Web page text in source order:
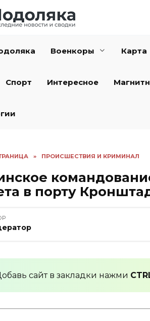
Военкоры Карта
Спорт Интересное
» ПРОИСШЕСТВИЯ И КРИМИНАЛ
в порту
сайт в закладки нажми